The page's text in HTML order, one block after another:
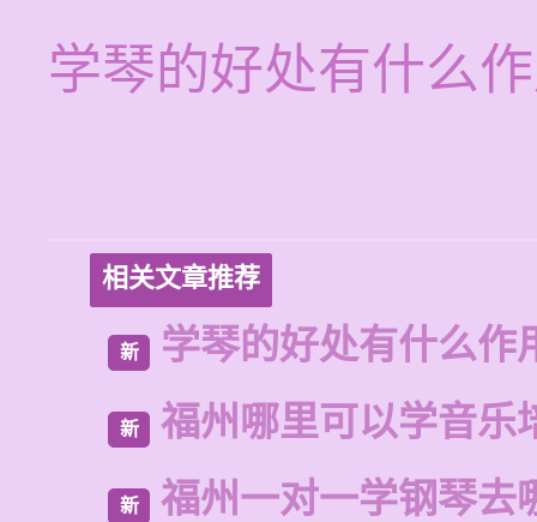
学琴的好处有什么
相关文章推荐
新 学琴的好处有什么作
新 福州哪里可以学音乐
新 福州一对一学钢琴去